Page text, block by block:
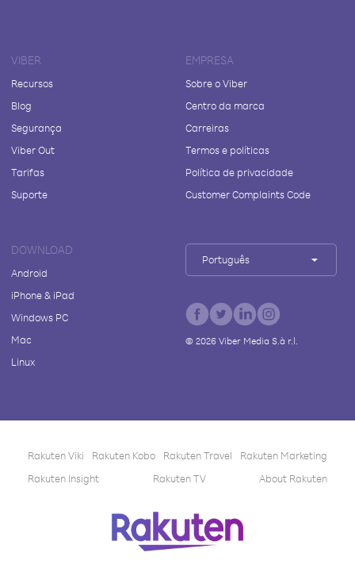
VIBER
Recursos
Blog
Segurança
Viber Out
Tarifas
Suporte
EMPRESA
Sobre o Viber
Centro da marca
Carreiras
Termos e políticas
Política de privacidade
Customer Complaints Code
DOWNLOAD
Android
iPhone & iPad
Windows PC
Mac
Linux
Português
© 2026Viber Media S.à r.l.
Rakuten Viki Rakuten Kobo Rakuten Travel
Rakuten Marketing
Rakuten Insight
Rakuten TV About Rakuten